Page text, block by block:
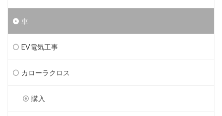
車
EV電気工事
カローラクロス
購入